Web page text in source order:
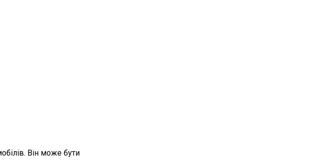
Він може бути